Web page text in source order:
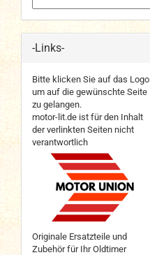
-Links-
Bitte klicken Sie auf das Logo
um auf die gewünschte Seite
zu gelangen.
motor-lit.de ist für den Inhalt
der verlinkten Seiten nicht
verantwortlich
Originale Ersatzteile und
Zubehör für Ihr Oldtimer